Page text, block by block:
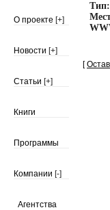
О проекте [+]
Новости [+]
Статьи [+]
Книги
Программы
Компании [-]
Агентства
Тип:
[